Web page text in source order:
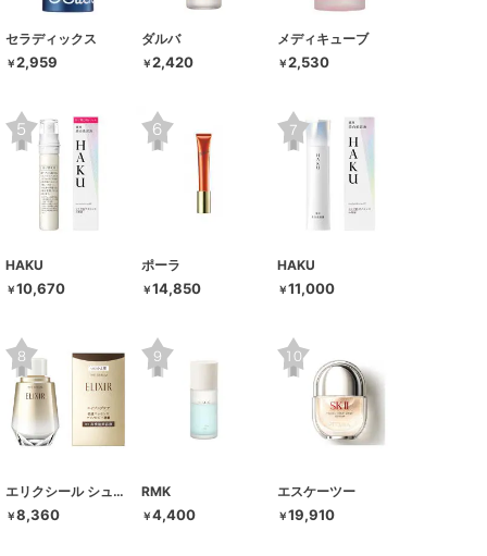
セラディックス
￥2,959
ダルバ
￥2,420
メディキューブ
￥2,530
HAKU
￥10,670
ポーラ
￥14,850
HAKU
￥11,000
エリクシール シュペリエル
￥8,360
RMK
￥4,400
エスケーツー
￥19,910